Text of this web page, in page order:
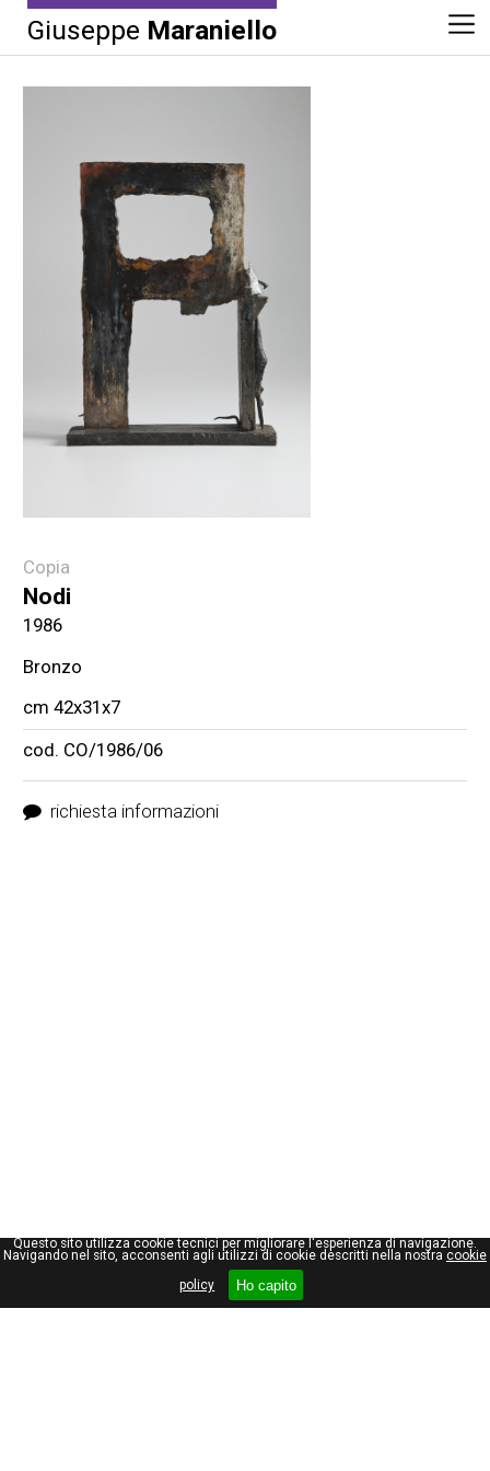
Questo sito utilizza cookie tecnici per migliorare l'esperienza di navigazione.
Navigando nel sito, acconsenti agli utilizzi di cookie descritti nella nostra cookie
policy
Ho capito
Giuseppe Maraniello
Copia
Nodi
1986
Bronzo
cm 42x31x7
cod. CO/1986/06
richiesta informazioni